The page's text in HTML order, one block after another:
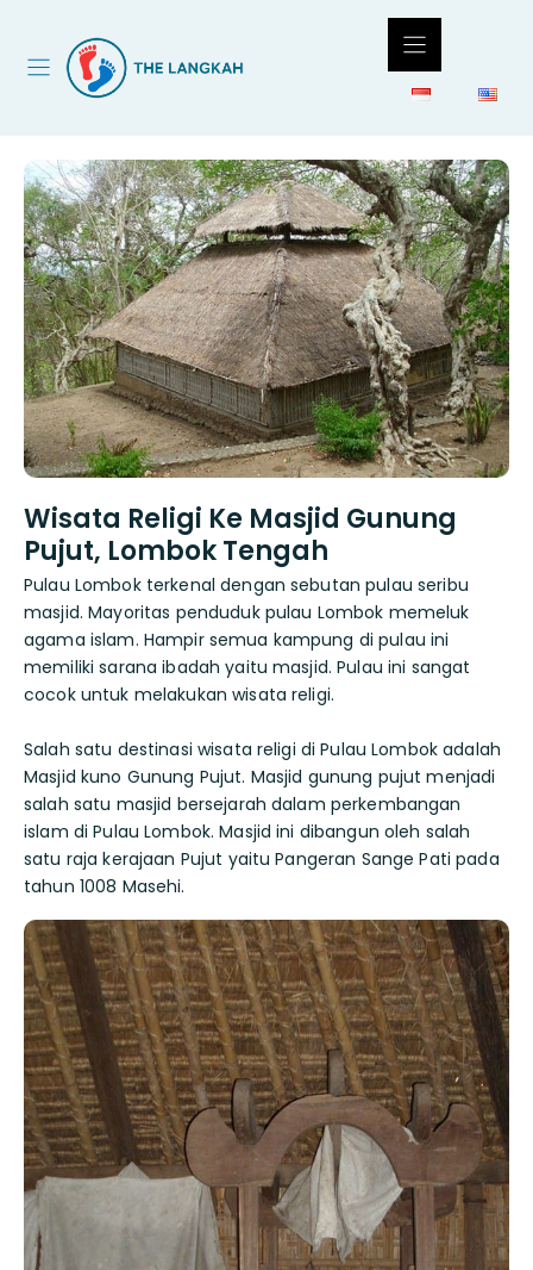
Wisata Religi Ke Masjid Gunung
Pujut, Lombok Tengah
Pulau Lombok terkenal dengan sebutan pulau seribu
masjid. Mayoritas penduduk pulau Lombok memeluk
agama islam. Hampir semua kampung di pulau ini
memiliki sarana ibadah yaitu masjid. Pulau ini sangat
cocok untuk melakukan wisata religi.
Salah satu destinasi wisata religi di Pulau Lombok adalah
Masjid kuno Gunung Pujut. Masjid gunung pujut menjadi
salah satu masjid bersejarah dalam perkembangan
islam di Pulau Lombok. Masjid ini dibangun oleh salah
satu raja kerajaan Pujut yaitu Pangeran Sange Pati pada
tahun 1008 Masehi.